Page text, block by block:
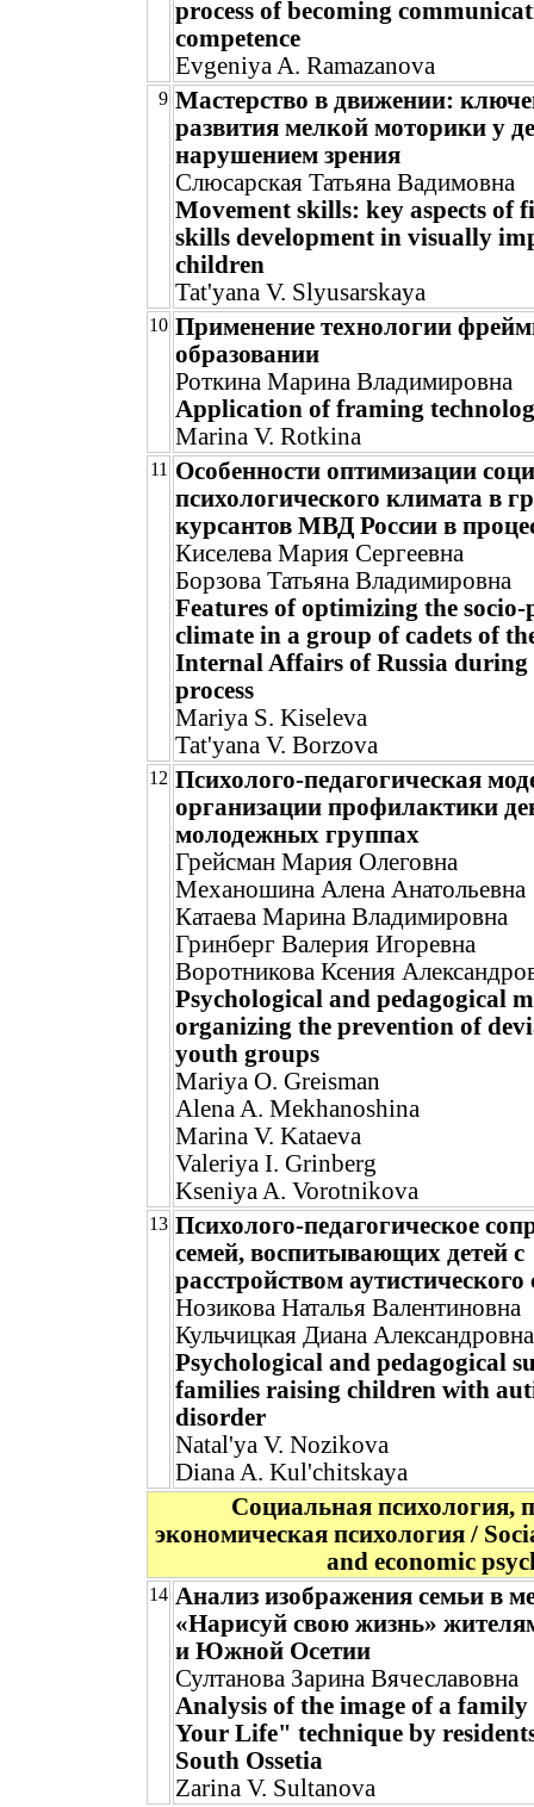
process of becoming
competence
Evgeniya A. Ramazanova
9 Мастерство в движении:
развития мелкой моторики у
нарушением зрения
Слюсарская Татьяна Вадимовна
Movement skills: key aspects of
skills development in visually
children
Tat'yana V. Slyusarskaya
10 Применение технологии
образовании
Роткина Марина Владимировна
Application of framing
Marina V. Rotkina
11 Особенности оптимизации
психологического климата в
курсантов МВД России в
Киселева Мария Сергеевна
Борзова Татьяна Владимировна
Features of optimizing the
climate in a group of cadets of
Internal Affairs of Russia
process
Mariya S. Kiseleva
Tat'yana V. Borzova
12 Психолого-педагогическая
организации профилактики
молодежных группах
Грейсман Мария Олеговна
Механошина Алена Анатольевна
Катаева Марина Владимировна
Гринберг Валерия Игоревна
Воротникова Ксения
Psychological and pedagogical
organizing the prevention of
youth groups
Mariya O. Greisman
Alena A. Mekhanoshina
Marina V. Kataeva
Valeriya I. Grinberg
Kseniya A. Vorotnikova
13 Психолого-педагогическое
семей, воспитывающих детей с
расстройством аутистического
Нозикова Наталья Валентиновна
Кульчицкая Диана Александровна
Psychological and pedagogical
families raising children with
disorder
Natal'ya V. Nozikova
Diana A. Kul'chitskaya
Социальная психология,
экономическая психология /
and economic
14 Анализ изображения семьи в
«Нарисуй свою жизнь»
и Южной Осетии
Султанова Зарина Вячеславовна
Analysis of the image of a
Your Life" technique by
South Ossetia
Zarina V. Sultanova